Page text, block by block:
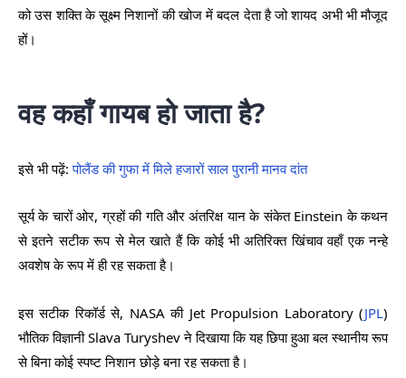
को उस शक्ति के सूक्ष्म निशानों की खोज में बदल देता है जो शायद अभी भी मौजूद
हों।
वह कहाँ गायब हो जाता है?
इसे भी पढ़ें:पोलैंड की गुफा में मिले हजारों साल पुरानी मानव दांत
सूर्य के चारों ओर, ग्रहों की गति और अंतरिक्ष यान के संकेत Einstein के कथन
से इतने सटीक रूप से मेल खाते हैं कि कोई भी अतिरिक्त खिंचाव वहाँ एक नन्हे
अवशेष के रूप में ही रह सकता है।
इस सटीक रिकॉर्ड से, NASA की Jet Propulsion Laboratory (JPL)
भौतिक विज्ञानी Slava Turyshev ने दिखाया कि यह छिपा हुआ बल स्थानीय रूप
से बिना कोई स्पष्ट निशान छोड़े बना रह सकता है।